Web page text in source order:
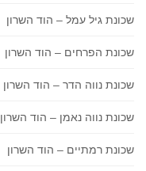
שכונת גיל עמל – הוד השרון
שכונת הפרחים – הוד השרון
שכונת נווה הדר – הוד השרון
שכונת נווה נאמן – הוד השרון
שכונת רמתיים – הוד השרון